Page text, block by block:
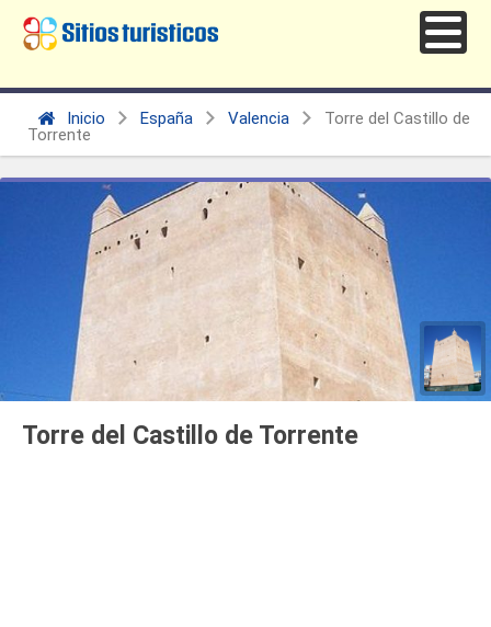
Inicio España Valencia
Torre del Castillo de
Torrente
Torre del Castillo de Torrente